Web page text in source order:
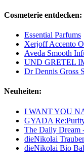
Cosmeterie entdecken:
Essential Parfums
Xerjoff Accento
Aveda Smooth
UND GRETEL
Dr Dennis Gross
Neuheiten:
I WANT YOU
GYADA
The Daily Dream
dieNikolai
dieNikolai Bio